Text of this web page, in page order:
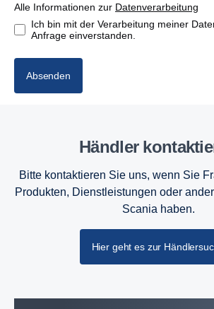
Alle Informationen zur Datenverarbeitung
Ich bin mit der Verarbeitung meiner
Anfrage einverstanden.
Absenden
Händler
Bitte kontaktieren Sie uns, wenn Sie
Produkten, Dienstleistungen oder
Scania haben.
Hier geht es zur